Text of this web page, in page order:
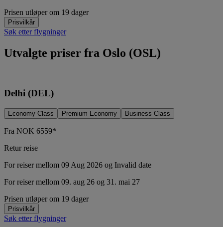
Prisen utløper om 19 dager
Prisvilkår
Søk etter flygninger
Utvalgte priser fra Oslo (OSL)
Delhi (DEL)
Economy Class Premium Economy Business Class
Fra NOK 6559*
Retur reise
For reiser mellom 09 Aug 2026 og Invalid date
For reiser mellom 09. aug 26 og 31. mai 27
Prisen utløper om 19 dager
Prisvilkår
Søk etter flygninger